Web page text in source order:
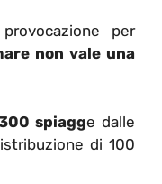
per
non vale una
spiagge dalle
di 100